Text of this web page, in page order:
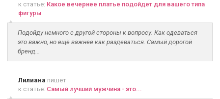
к статье: Какое вечернее платье подойдет для вашего типа
фигуры
Подойду немного с другой стороны к вопросу. Как одеваться
это важно, но ещё важнее как раздеваться. Самый дорогой
бренд...
Лилиана пишет
к статье: Самый лучший мужчина - это...